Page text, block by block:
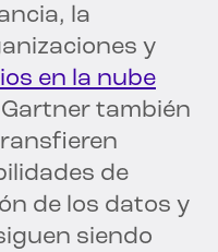
la
y
en la nube
también
de
de los datos y
siendo